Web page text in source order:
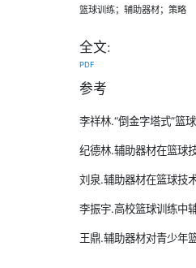
篮球训练；辅助器材；策略
全文:
PDF
参考
李祥林.“倒金字塔式”篮
纪德林.辅助器材在篮球
刘泉.辅助器材在篮球技
李振宇.高校篮球训练
王鼎.辅助器材对青少年